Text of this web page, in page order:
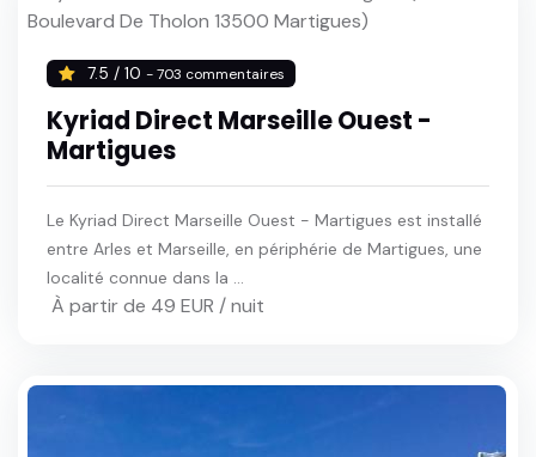
7.5 / 10 - 703 commentaires
Kyriad Direct Marseille Ouest -
Martigues
Le Kyriad Direct Marseille Ouest - Martigues est installé
entre Arles et Marseille, en périphérie de Martigues, une
localité connue dans la ...
À partir de 49 EUR / nuit